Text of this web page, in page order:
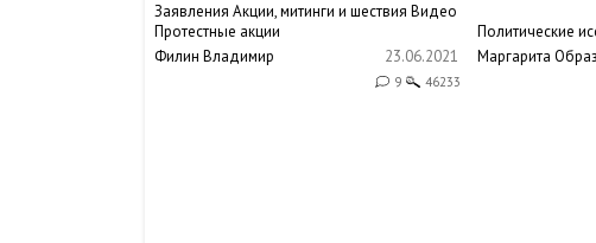
Заявления Акции, митинги и шествия Видео
Протестные акции
Филин Владимир
23.06.2021
9 46233
Политические
Маргарита